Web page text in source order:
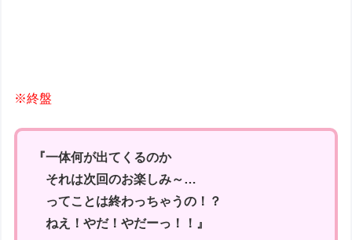
※終盤
『一体何が出てくるのか
それは次回のお楽しみ～…
ってことは終わっちゃうの！？
ねえ！やだ！やだーっ！！』